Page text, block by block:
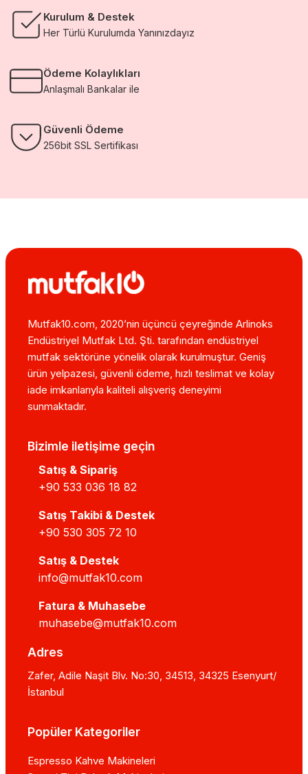
Kurulum & Destek
Her Türlü Kurulumda Yanınızdayız
Ödeme Kolaylıkları
Anlaşmalı Bankalar ile
Güvenli Ödeme
256bit SSL Sertifikası
Mutfak10.com, 2020’nin üçüncü çeyreğinde Arlinoks
Endüstriyel Mutfak Ltd. Şti. tarafından endüstriyel
mutfak sektörüne yönelik olarak kurulmuştur. Geniş
ürün yelpazesi, güvenli ödeme, hızlı teslimat ve kolay
iade imkanlarıyla kaliteli alışveriş deneyimi
sunmaktadır.
Bizimle iletişime geçin
Satış & Sipariş
+90 533 036 18 82
Satış Takibi & Destek
+90 530 305 72 10
Satış & Destek
info@mutfak10.com
Fatura & Muhasebe
muhasebe@mutfak10.com
Adres
Zafer, Adile Naşit Blv. No:30, 34513, 34325 Esenyurt/
İstanbul
Popüler Kategoriler
Espresso Kahve Makineleri